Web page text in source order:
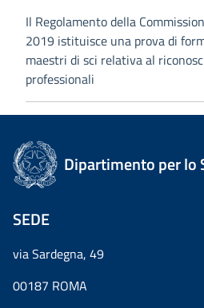
Il Regolamento della
2019 istituisce una prova di
maestri di sci relativa al
professionali
Dipartimento per lo
SEDE
via Sardegna, 49
00187 ROMA